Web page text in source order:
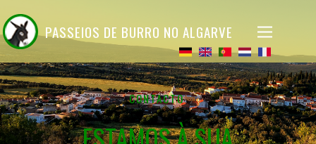
​PASSEIOS DE BURRO NO ALGARVE
​CONTACTO